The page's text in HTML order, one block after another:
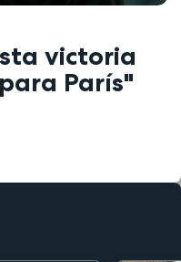
victoria
París"